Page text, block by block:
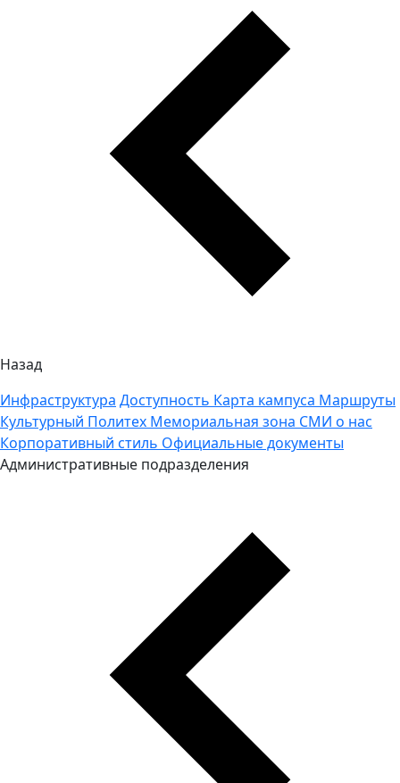
Назад
Инфраструктура Доступность Карта кампуса Маршруты
Культурный Политех Мемориальная зона СМИ о нас
Корпоративный стиль Официальные документы
Административные подразделения